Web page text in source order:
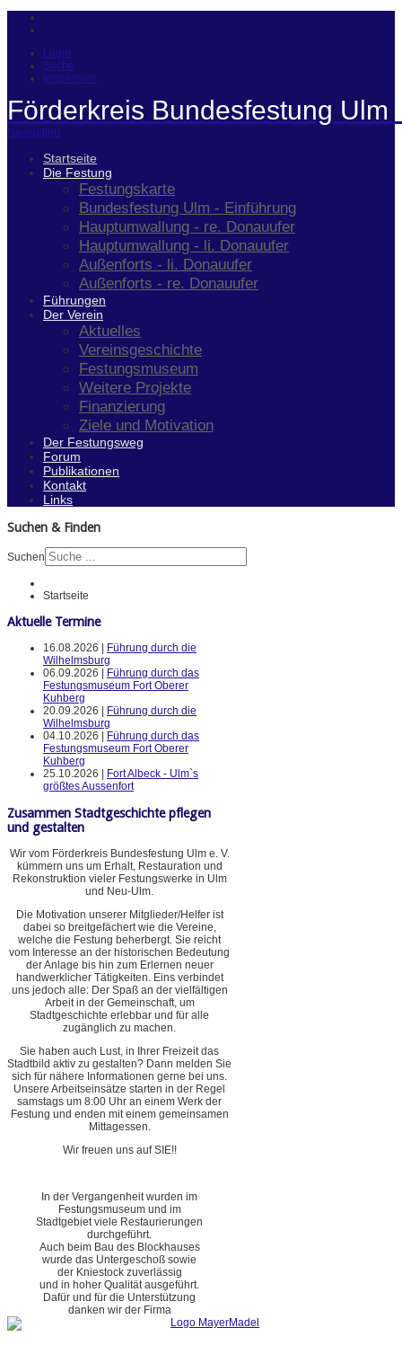
Login
Suche
Impressum
Förderkreis Bundesfestung Ulm
Navigation
Startseite
Die Festung
Festungskarte
Bundesfestung Ulm - Einführung
Hauptumwallung - re. Donauufer
Hauptumwallung - li. Donauufer
Außenforts - li. Donauufer
Außenforts - re. Donauufer
Führungen
Der Verein
Aktuelles
Vereinsgeschichte
Festungsmuseum
Weitere Projekte
Finanzierung
Ziele und Motivation
Der Festungsweg
Forum
Publikationen
Kontakt
Links
Suchen & Finden
Suchen
Startseite
Aktuelle Termine
16.08.2026 |
Führung durch die
Wilhelmsburg
06.09.2026 |
Führung durch das
Festungsmuseum Fort Oberer
Kuhberg
20.09.2026 |
Führung durch die
Wilhelmsburg
04.10.2026 |
Führung durch das
Festungsmuseum Fort Oberer
Kuhberg
25.10.2026 |
Fort Albeck - Ulm`s
größtes Aussenfort
Zusammen Stadtgeschichte pflegen
und gestalten
Wir vom Förderkreis Bundesfestung Ulm e. V.
kümmern uns um Erhalt, Restauration und
Rekonstruktion vieler Festungswerke in Ulm
und Neu-Ulm.
Die Motivation unserer Mitglieder/Helfer ist
dabei so breitgefächert wie die Vereine,
welche die Festung beherbergt. Sie reicht
vom Interesse an der historischen Bedeutung
der Anlage bis hin zum Erlernen neuer
handwerklicher Tätigkeiten. Eins verbindet
uns jedoch alle: Der Spaß an der vielfältigen
Arbeit in der Gemeinschaft, um
Stadtgeschichte erlebbar und für alle
zugänglich zu machen.
Sie haben auch Lust, in Ihrer Freizeit das
Stadtbild aktiv zu gestalten? Dann melden Sie
sich für nähere Informationen gerne bei uns.
Unsere Arbeitseinsätze starten in der Regel
samstags um 8:00 Uhr an einem Werk der
Festung und enden mit einem gemeinsamen
Mittagessen.
Wir freuen uns auf SIE!!
In der Vergangenheit wurden im
Festungsmuseum und im
Stadtgebiet viele Restaurierungen
durchgeführt.
Auch beim Bau des Blockhauses
wurde das Untergeschoß sowie
der Kniestock zuverlässig
und in hoher Qualität ausgeführt.
Dafür und für die Unterstützung
danken wir der Firma